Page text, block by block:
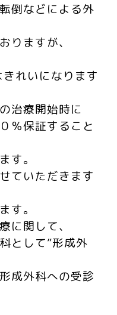
倒などによる外
りますが、
れいになります
治療開始時に
％保証すること
す。
ていただきます
す。
に関して、
として”形成外
成外科への受診